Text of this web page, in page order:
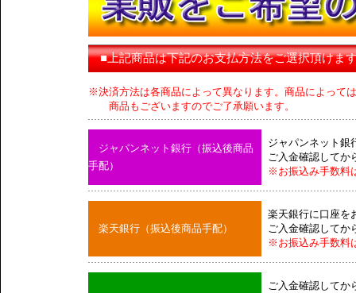
■上記商品は下記のお支払方法をご選択頂けま
※決済方法は各商品によって異なります。商品によって
商品もございますのでご了承願います。
ジャパンネット銀行（振込後商品
手配）
ジャパンネット銀
ご入金確認してか
※お振込み手数料
楽天銀行（振込後商品手配）
楽天銀行に口座を
ご入金確認してか
※お振込み手数料
ご入金確認してか